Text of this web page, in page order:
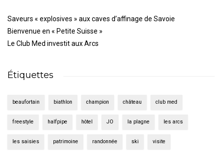
Saveurs « explosives » aux caves d’affinage de Savoie
Bienvenue en « Petite Suisse »
Le Club Med investit aux Arcs
Étiquettes
beaufortain biathlon champion château club med
freestyle halfpipe hôtel JO la plagne les arcs
les saisies patrimoine randonnée ski visite